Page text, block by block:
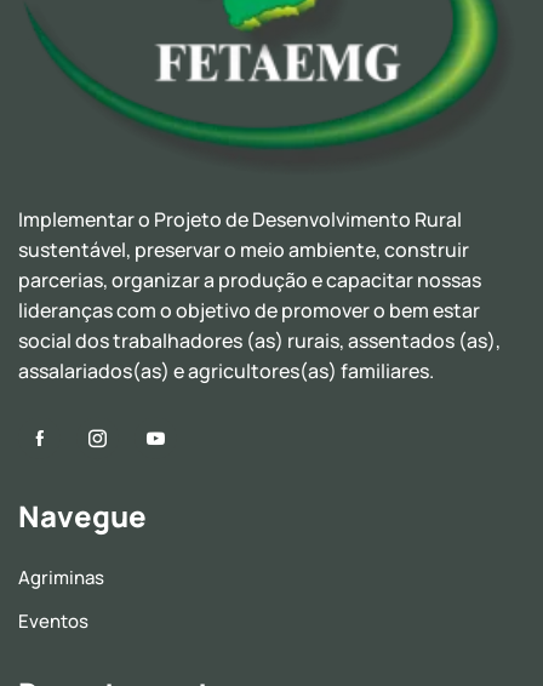
Implementar o Projeto de Desenvolvimento Rural
sustentável, preservar o meio ambiente, construir
parcerias, organizar a produção e capacitar nossas
lideranças com o objetivo de promover o bem estar
social dos trabalhadores (as) rurais, assentados (as),
assalariados(as) e agricultores(as) familiares.
Navegue
Agriminas
Eventos